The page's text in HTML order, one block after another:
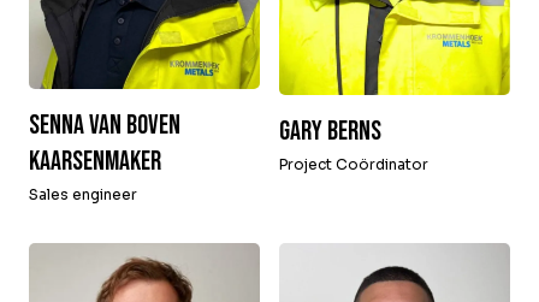
Senna van Boven
Kaarsenmaker
Sales engineer
Gary Berns
Project Coördinator